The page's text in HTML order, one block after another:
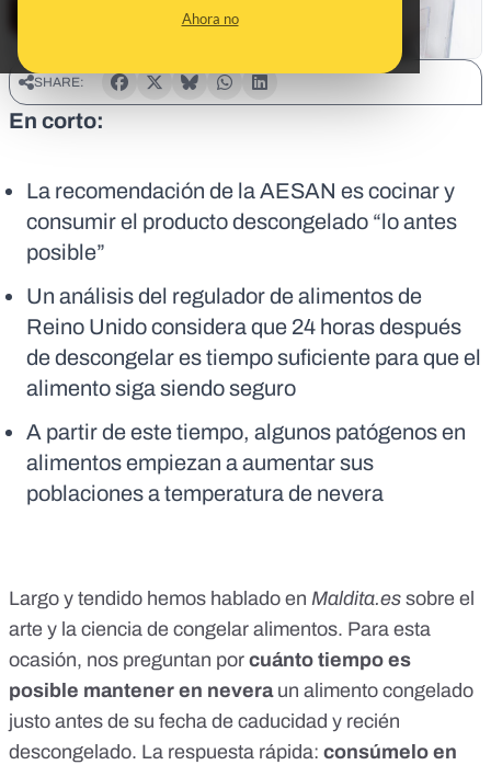
Ahora no
SHARE:
En corto:
La recomendación de la AESAN es cocinar y
consumir el producto descongelado “lo antes
posible”
Un análisis del regulador de alimentos de
Reino Unido considera que 24 horas después
de descongelar es tiempo suficiente para que el
alimento siga siendo seguro
A partir de este tiempo, algunos patógenos en
alimentos empiezan a aumentar sus
poblaciones a temperatura de nevera
Largo y tendido hemos hablado en Maldita.es sobre el
arte y la ciencia de congelar alimentos. Para esta
ocasión, nos preguntan por cuánto tiempo es
posible mantener en nevera un alimento congelado
justo antes de su fecha de caducidad y recién
descongelado. La respuesta rápida: consúmelo en